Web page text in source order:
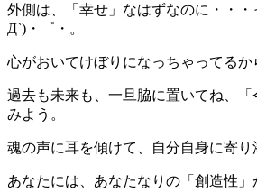
外側は、「幸せ」なはずなのに・・・
Д`)・゜・。
心がおいてけぼりになっちゃってるか
過去も未来も、一旦脇に置いてね、
みよう。
魂の声に耳を傾けて、自分自身に寄り
あなたには、あなたなりの「創造性」